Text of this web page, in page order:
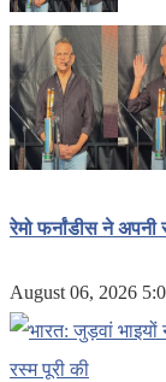
रेमो फर्नांडीस ने
August 06, 2026